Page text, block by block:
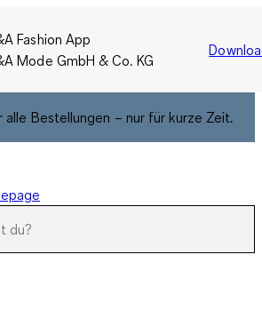
Fashion App
Mode GmbH & Co. KG
alle Bestellungen – nur für kurze Zeit.